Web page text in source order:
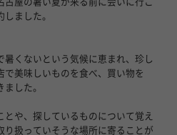
しました。
暑くないという気候に恵まれ、珍し
で美味しいものを食べ、買い物を
ました。
とや、探しているものについて覚え
り扱っていそうな場所に寄ることが